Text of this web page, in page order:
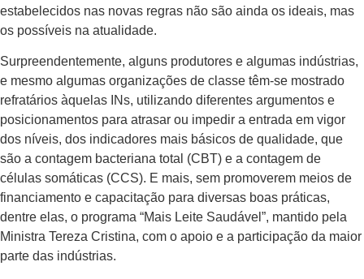
estabelecidos nas novas regras não são ainda os ideais, mas
os possíveis na atualidade.
Surpreendentemente, alguns produtores e algumas indústrias,
e mesmo algumas organizações de classe têm-se mostrado
refratários àquelas INs, utilizando diferentes argumentos e
posicionamentos para atrasar ou impedir a entrada em vigor
dos níveis, dos indicadores mais básicos de qualidade, que
são a contagem bacteriana total (CBT) e a contagem de
células somáticas (CCS). E mais, sem promoverem meios de
financiamento e capacitação para diversas boas práticas,
dentre elas, o programa “Mais Leite Saudável”, mantido pela
Ministra Tereza Cristina, com o apoio e a participação da maior
parte das indústrias.